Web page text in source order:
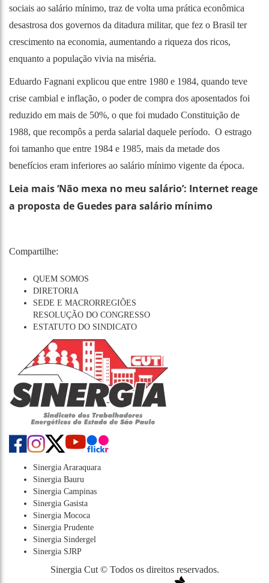
sociais ao salário mínimo, traz de volta uma prática econômica
desastrosa dos governos da ditadura militar, que fez o Brasil ter
crescimento na economia, aumentando a riqueza dos ricos,
enquanto a população vivia na miséria.
Eduardo Fagnani explicou que entre 1980 e 1984, quando teve
crise cambial e inflação, o poder de compra dos aposentados foi
reduzido em mais de 50%, o que foi mudado Constituição de
1988, que recompôs a perda salarial daquele período. O estrago
foi tamanho que entre 1984 e 1985, mais da metade dos
benefícios eram inferiores ao salário mínimo vigente da época.
Leia mais ‘Não mexa no meu salário’: Internet reage
a proposta de Guedes para salário mínimo
Compartilhe:
QUEM SOMOS
DIRETORIA
SEDE E MACRORREGIÕES
RESOLUÇÃO DO CONGRESSO
ESTATUTO DO SINDICATO
Sinergia Araraquara
Sinergia Bauru
Sinergia Campinas
Sinergia Gasista
Sinergia Mococa
Sinergia Prudente
Sinergia Sindergel
Sinergia SJRP
Sinergia Cut © Todos os direitos reservados.